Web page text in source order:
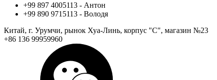
+99 897 4005113 - Антон
+99 890 9715113 - Володя
Китай, г. Урумчи, рынок Хуа-Линь, корпус "С", магазин №23
+86 136 99959960